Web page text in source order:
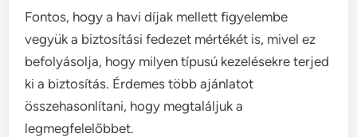
Fontos, hogy a havi díjak mellett figyelembe
vegyük a biztosítási fedezet mértékét is, mivel ez
befolyásolja, hogy milyen típusú kezelésekre terjed
ki a biztosítás. Érdemes több ajánlatot
összehasonlítani, hogy megtaláljuk a
legmegfelelőbbet.